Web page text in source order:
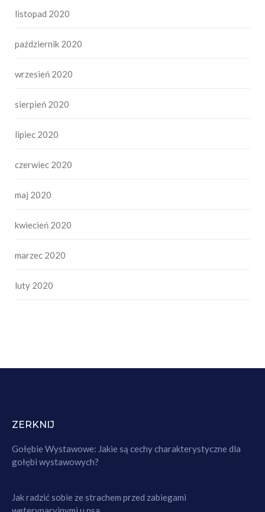
listopad 2020
październik 2020
wrzesień 2020
sierpień 2020
lipiec 2020
czerwiec 2020
maj 2020
kwiecień 2020
marzec 2020
luty 2020
ZERKNIJ
Gołębie Wystawowe: Jakie są cechy charakterystyczne dla
gołębi wystawowych?
Jak radzić sobie ze strachem przed zabiegami